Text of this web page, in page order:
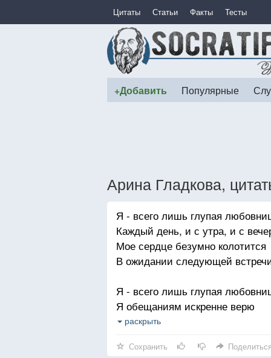
Цитаты Статьи Факты Тесты
+Добавить Популярные
Арина Гладкова,
Я - всего лишь глупая
Каждый день, и с утра, и с
Мое сердце безумно колотится
В ожидании следующей
Я - всего лишь глупая
Я обещаниям искренне верю
И лечу, куда тебе хочется,
раскрыть
Сохранить Поделиться